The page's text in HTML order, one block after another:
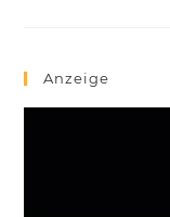
Anzeige